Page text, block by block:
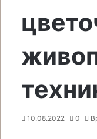
10.08.2022 0